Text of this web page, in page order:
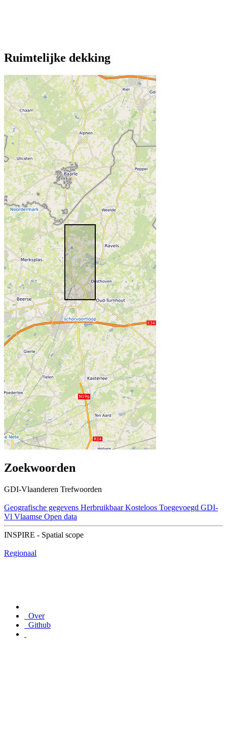
Ruimtelijke dekking
Zoekwoorden
GDI-Vlaanderen Trefwoorden
Geografische gegevens Herbruikbaar Kosteloos Toegevoegd GDI-
Vl Vlaamse Open data
INSPIRE - Spatial scope
Regionaal
Over
Github